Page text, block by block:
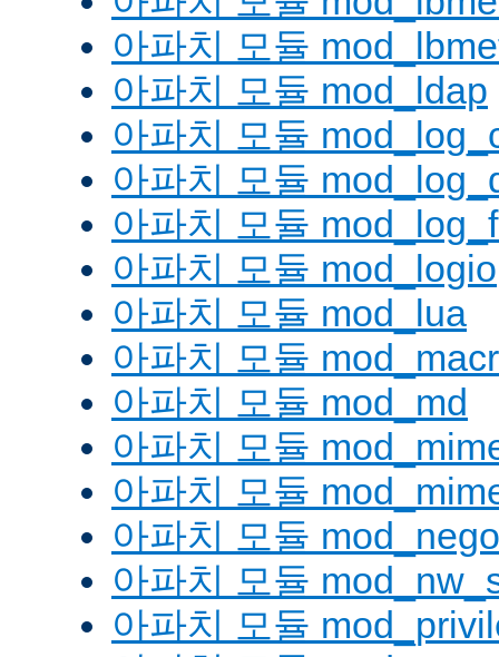
아파치 모듈
아파치 모듈 mod_ldap
아파치 모듈
아파치 모듈
아파치 모듈
아파치 모듈 mod_logio
아파치 모듈 mod_lua
아파치 모듈
아파치 모듈 mod_md
아파치 모듈
아파치 모듈
아파치 모듈
아파치 모듈
아파치 모듈